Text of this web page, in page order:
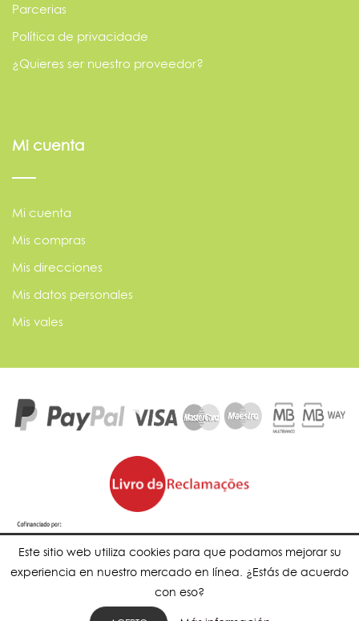
Este sitio web utiliza cookies para que podamos mejorar su
experiencia en nuestro mercado en línea. ¿Estás de acuerdo
con eso?
Parcerias
Política de privacidade
¿Quieres ser nuestro proveedor?
Mi cuenta
Mi cuenta
Mis compras
Mis direcciones
Mis datos personales
Mis vales